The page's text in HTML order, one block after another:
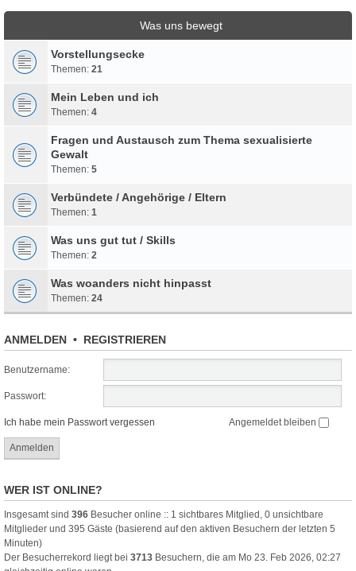
Was uns bewegt
Vorstellungsecke
Themen: 21
Mein Leben und ich
Themen: 4
Fragen und Austausch zum Thema sexualisierte
Gewalt
Themen: 5
Verbündete / Angehörige / Eltern
Themen: 1
Was uns gut tut / Skills
Themen: 2
Was woanders nicht hinpasst
Themen: 24
ANMELDEN • REGISTRIEREN
Benutzername:
Passwort:
Ich habe mein Passwort vergessen Angemeldet bleiben
WER IST ONLINE?
Insgesamt sind 396 Besucher online :: 1 sichtbares Mitglied, 0 unsichtbare
Mitglieder und 395 Gäste (basierend auf den aktiven Besuchern der letzten 5
Minuten)
Der Besucherrekord liegt bei 3713 Besuchern, die am Mo 23. Feb 2026, 02:27